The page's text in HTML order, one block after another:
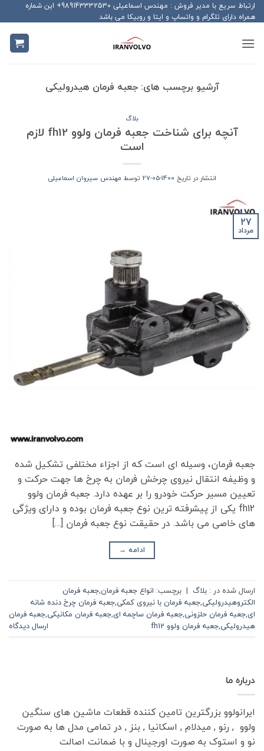
Skip
to
content
ارتباط سریع با مدیر فروش : مهندس اسماعیلی 989143332530+ این شماره
همراه دارای تلگرام و واتساپ و ایتا و روبیکا می باشد
آرشیو برچسب های:جعبه فرمان هیدرولیکی
بلاگ
آنچه برای شناخت جعبه فرمان ولوو fh12 لازم
است
انتشار در تاریخ 1400-05-27 توسط مهندس سیروان اسماعیلی
27
مرداد
جعبه فرمان، وسیله ای است که از اجزاء مختلفی تشکیل شده
و وظیفه انتقال نیروی چرخش فرمان به چرخ ها جهت حرکت و
تعیین مسیر حرکت خودرو را بر عهده دارد. جعبه فرمان ولوو
fh12 یکی از پیشرفته ترین نوع جعبه فرمان بوده و دارای ویژگی
های خاصی می باشد. در حقیقت نوع جعبه فرمان […]
ادامه →
ارسال شده در : بلاگ | برچسب: انواع جعبه فرمان,جعبه فرمان
الکتروهیدرولیکی,جعبه فرمان با نیروی کمکی,جعبه فرمان چرخ دنده شانه
ای,جعبه فرمان حلزونی,جعبه فرمان ساچمه ای,جعبه فرمان مکانیکی,جعبه فرمان
هیدرولیکی,جعبه فرمان ولوو fh12 ارسال دیدگاه
درباره ما
ایرانولوو بزرگترین تامین کننده قطعات ماشین های سنگین
ولوو , رنو , میدلام , اسکانیا , بنز , در تمامی مدل ها به صورت
نو و استوک به صورت اورجینال و با ضمانت اصالت